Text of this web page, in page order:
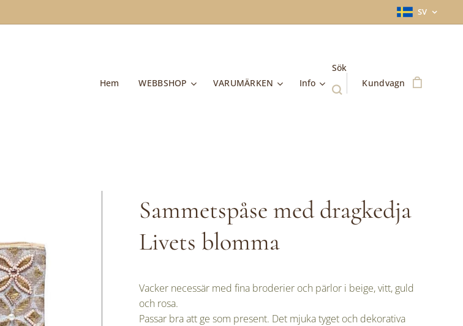
SV
Hem WEBBSHOP VARUMÄRKEN Info
Sök
Kundvagn
Sammetspåse med dragkedja
Livets blomma
Vacker necessär med fina broderier och pärlor i beige, vitt, guld
och rosa.
Passar bra att ge som present. Det mjuka tyget och dekorativa